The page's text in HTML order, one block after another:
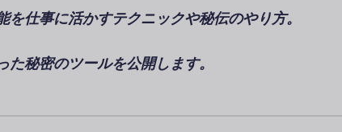
を仕事に活かすテクニックや秘伝のやり方。
た秘密のツールを公開します。